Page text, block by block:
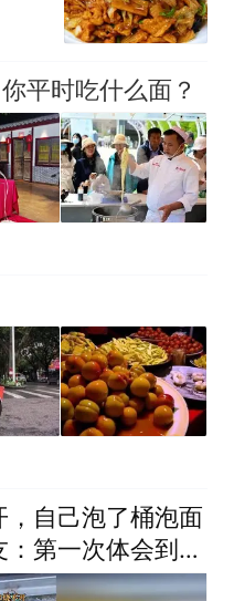
平时吃什么面？
自己泡了桶泡面
第一次体会到读